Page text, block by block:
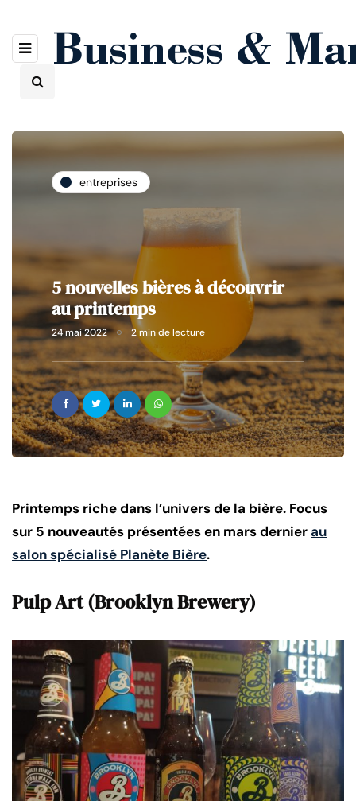
entreprises
5 nouvelles bières à découvrir
au printemps
24 mai 2022 2 min de lecture
Printemps riche dans l’univers de la bière. Focus
sur 5 nouveautés présentées en mars dernier au
salon spécialisé Planète Bière.
Pulp Art (Brooklyn Brewery)